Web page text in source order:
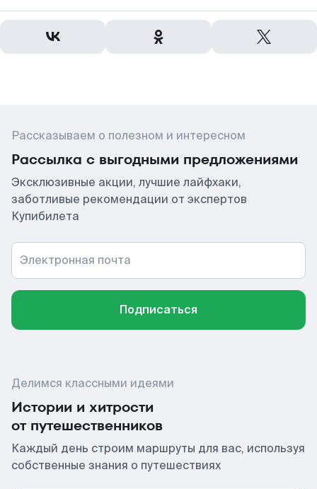
Рассказываем о полезном и интересном
Рассылка с выгодными предложениями
Эксклюзивные акции, лучшие лайфхаки,
заботливые рекомендации от экспертов
Купибилета
Электронная почта
Подписаться
Делимся классными идеями
Истории и хитрости
от путешественников
Каждый день строим маршруты для вас, используя
собственные знания о путешествиях